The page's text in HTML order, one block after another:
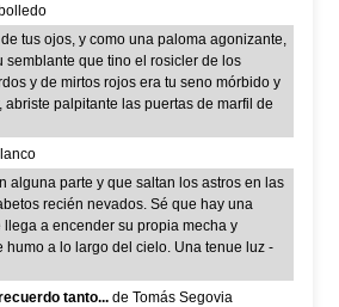
tus ojos, y como una paloma agonizante,
semblante que tino el rosicler de los
y de mirtos rojos era tu seno mórbido y
abriste palpitante las puertas de marfil de
alguna parte y que saltan los astros en las
recién nevados. Sé que hay una
a encender su propia mecha y
humo a lo largo del cielo. Una tenue luz -
tanto... de Tomás Segovia